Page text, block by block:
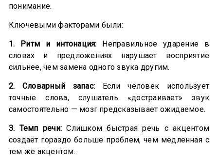
понимание.
Ключевыми факторами были:
1. Ритм и интонация:
Неправильное ударение в
словах и предложениях нарушает восприятие
сильнее, чем замена одного звука другим.
2. Словарный запас: Если человек использует
точные слова, слушатель «достраивает» звук
самостоятельно — мозг предсказывает ожидаемое.
3. Темп речи: Слишком быстрая речь с акцентом
создаёт гораздо больше проблем, чем медленная с
тем же акцентом.